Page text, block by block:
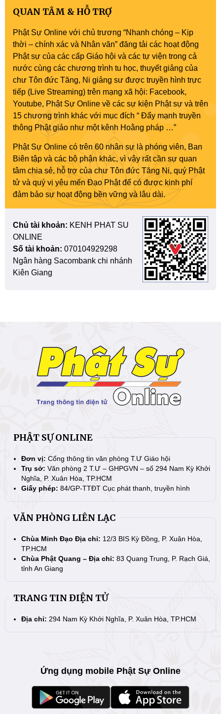
QUAN TÂM & HỖ TRỢ
Phật Sự Online với chủ trương “Nhanh chóng – Kịp
thời – chính xác và Nhân văn” đăng tải các hoạt động
Phật sự của các cấp Giáo hội và các tự viện trong cả
nước cùng các chương trình tu học, thuyết giảng của
chư Tôn đức Tăng, Ni giảng sư được truyền hình trực
tiếp (Live Streaming) trên mạng xã hội: Facebook,
Youtube, Phật Sự Online về các sự kiện Phật sự và trên
15 chương trình khác với mục đích “ Đẩy mạnh truyền
thông Phật giáo như một kênh Hoằng pháp …”
Phật Sự Online có trên 60 nhân sự là phóng viên, Ban
Biên tập và các bộ phận khác, vì vậy rất cần sự quan
tâm chia sẻ, hỗ trợ của chư Tôn đức Tăng Ni, quý Phật
tử và quý vị yêu mến Đạo Phật để có được kinh phí
đảm bảo sự hoạt động bền vững và lâu dài.
Chủ tài khoản: KENH PHAT SU
ONLINE
Số tài khoản: 070104929298
Ngân hàng Sacombank chi nhánh
Kiên Giang
PHẬT SỰ ONLINE
Đơn vị: Cổng thông tin văn phòng T.Ư Giáo hội
Trụ sở: Văn phòng 2 T.Ư – GHPGVN – số 294 Nam Kỳ Khởi
Nghĩa, P. Xuân Hòa, TP.HCM
Giấy phép: 84/GP-TTĐT Cục phát thanh, truyền hình
VĂN PHÒNG LIÊN LẠC
Chùa Minh Đạo Địa chỉ: 12/3 BIS Kỳ Đồng, P. Xuân Hòa,
TP.HCM
Chùa Phật Quang – Địa chỉ: 83 Quang Trung, P. Rạch Giá,
tỉnh An Giang
TRANG TIN ĐIỆN TỬ
Địa chỉ: 294 Nam Kỳ Khởi Nghĩa, P. Xuân Hòa, TP.HCM
Ứng dụng mobile Phật Sự Online